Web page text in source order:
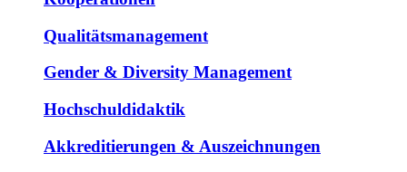
Qualitätsmanagement
Gender & Diversity Management
Hochschuldidaktik
Akkreditierungen & Auszeichnungen